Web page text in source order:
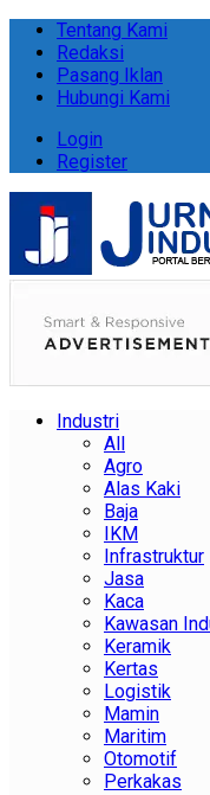
Tentang Kami
Redaksi
Pasang Iklan
Hubungi Kami
Login
Register
Industri
All
Agro
Alas Kaki
Baja
IKM
Infrastruktur
Jasa
Kaca
Kawasan
Keramik
Kertas
Logistik
Mamin
Maritim
Otomotif
Perkakas